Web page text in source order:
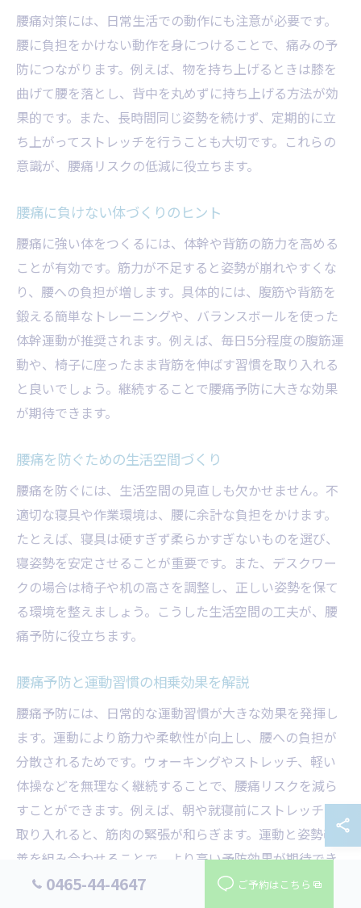
腰痛対策には、日常生活での動作にも注意が必要です。
腰に負担をかけない動作を身につけることで、痛みの予
防につながります。例えば、物を持ち上げるときは膝を
曲げて腰を落とし、背中を丸めずに持ち上げる方法が効
果的です。また、長時間同じ姿勢を続けず、定期的に立
ち上がってストレッチを行うことも大切です。これらの
意識が、腰痛リスクの低減に役立ちます。
腰痛に負けない体づくりのヒント
腰痛に強い体をつくるには、体幹や背筋の筋力を高める
ことが有効です。筋力が不足すると姿勢が崩れやすくな
り、腰への負担が増します。具体的には、腹筋や背筋を
鍛える簡単なトレーニングや、バランスボールを使った
体幹運動が推奨されます。例えば、毎日5分程度の腹筋運
動や、椅子に座ったまま背筋を伸ばす習慣を取り入れる
と良いでしょう。継続することで腰痛予防に大きな効果
が期待できます。
腰痛を防ぐための生活空間づくり
腰痛を防ぐには、生活空間の見直しも欠かせません。不
適切な寝具や作業環境は、腰に余計な負担をかけます。
たとえば、寝具は硬すぎず柔らかすぎないものを選び、
寝姿勢を安定させることが重要です。また、デスクワー
クの場合は椅子や机の高さを調整し、正しい姿勢を保て
る環境を整えましょう。こうした生活空間の工夫が、腰
痛予防に役立ちます。
腰痛予防と運動習慣の相乗効果を解説
腰痛予防には、日常的な運動習慣が大きな効果を発揮し
ます。運動により筋力や柔軟性が向上し、腰への負担が
分散されるためです。ウォーキングやストレッチ、軽い
体操などを無理なく継続することで、腰痛リスクを減ら
すことができます。例えば、朝や就寝前にストレッチを
取り入れると、筋肉の緊張が和らぎます。運動と姿勢改
善を組み合わせることで、より高い予防効果が期待でき
ます。0465-44-4647 ご予約はこちら